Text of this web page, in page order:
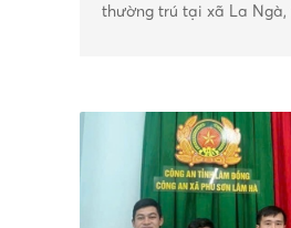
thường trú tại xã La